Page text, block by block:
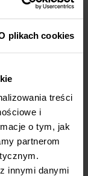
plikach cookies
treści
i
o tym, jak
partnerom
innymi danymi
BŁĄD